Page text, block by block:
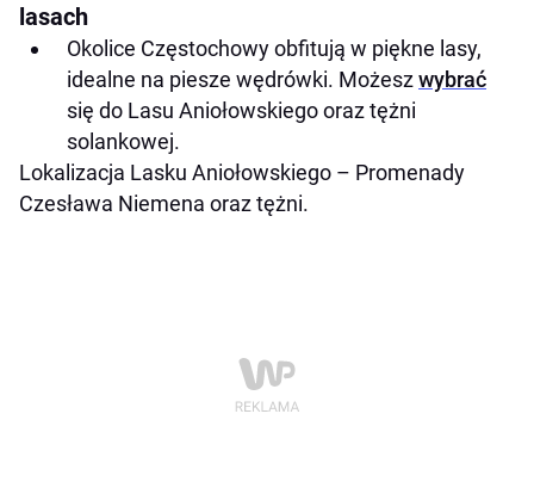
lasach
Okolice Częstochowy obfitują w piękne lasy,
idealne na piesze wędrówki. Możeszwybrać
się do Lasu Aniołowskiego oraz tężni
solankowej.
Lokalizacja Lasku Aniołowskiego – Promenady
Czesława Niemena oraz tężni.